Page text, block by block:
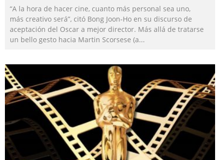
“A la hora de hacer cine, cuanto más personal sea uno,
más creativo será”, citó Bong Joon-Ho en su discurso de
aceptación del Oscar a mejor director. Más allá de tratarse
un bello gesto hacia Martin Scorsese (a...